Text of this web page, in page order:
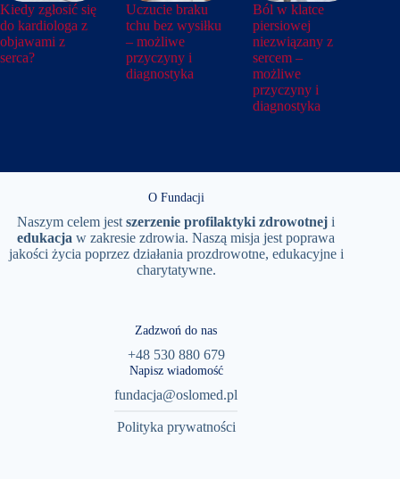
Kiedy zgłosić się
do kardiologa z
objawami z
serca?
Uczucie braku
tchu bez wysiłku
– możliwe
przyczyny i
diagnostyka
Ból w klatce
piersiowej
niezwiązany z
sercem –
możliwe
przyczyny i
diagnostyka
O Fundacji
Naszym celem jestszerzenie profilaktyki zdrowotnej i
edukacja w zakresie zdrowia. Naszą misja jest poprawa
jakości życia poprzez działania prozdrowotne, edukacyjne i
charytatywne.
Zadzwoń do nas
+48 530 880 679
Napisz wiadomość
fundacja@oslomed.pl
Polityka prywatności